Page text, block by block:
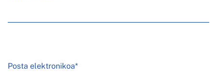
Posta elektronikoa*